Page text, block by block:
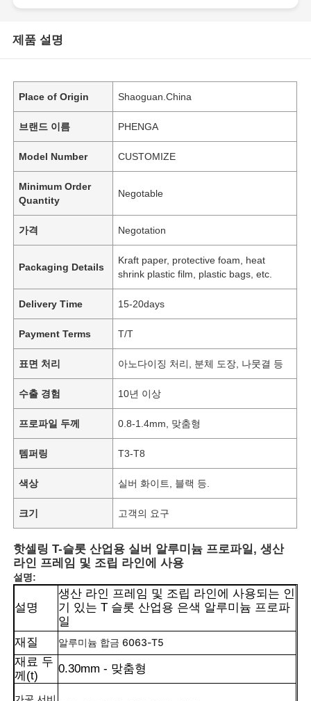
제품 설명
Place of Origin Shaoguan.China
브랜드 이름 PHENGA
Model Number CUSTOMIZE
Minimum Order
Quantity
Negotable
가격 Negotation
Packaging Details
Kraft paper, protective foam, heat
shrink plastic film, plastic bags, etc.
Delivery Time 15-20days
Payment Terms T/T
표면 처리 아노다이징 처리, 분체 도장, 나뭇결 등
수출 경험 10년 이상
프로파일 두께 0.8-1.4mm, 맞춤형
템퍼링 T3-T8
색상 실버 화이트, 블랙 등.
크기 고객의 요구
핫셀링 T-슬롯 산업용 실버 알루미늄 프로파일, 생산
라인 프레임 및 조립 라인에 사용
설명:
설명
생산 라인 프레임 및 조립 라인에 사용되는 인
기 있는 T 슬롯 산업용 은색 알루미늄 프로파
일
재질
알루미늄 합금 6063-T5
재료 두
께(t)
0.30mm - 맞춤형
가공 서비